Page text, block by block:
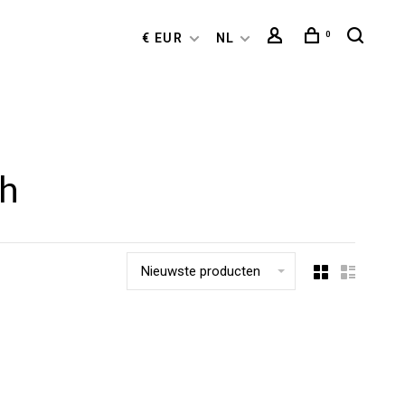
€ EUR NL 0
Nieuwste producten